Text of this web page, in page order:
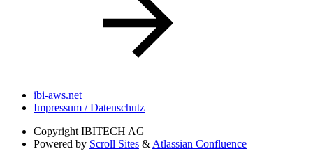
ibi-aws.net
Impressum / Datenschutz
Copyright IBITECH AG
Powered by Scroll Sites & Atlassian Confluence